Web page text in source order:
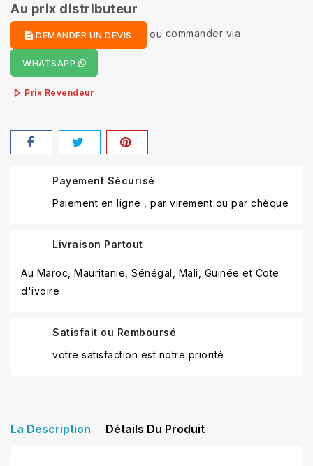
Au prix distributeur
DEMANDER UN DEVIS ou commander via
WHATSAPP
Prix Revendeur
Payement Sécurisé
Paiement en ligne , par virement ou par chèque
Livraison Partout
Au Maroc, Mauritanie, Sénégal, Mali, Guinée et Cote
d'ivoire
Satisfait ou Remboursé
votre satisfaction est notre priorité
La Description Détails Du Produit